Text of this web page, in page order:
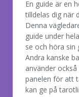
En guide är en
tilldelas dig när
Denna
guide under
se och höra sin
Andra kanske
använder också
panelen för att
kan ge på